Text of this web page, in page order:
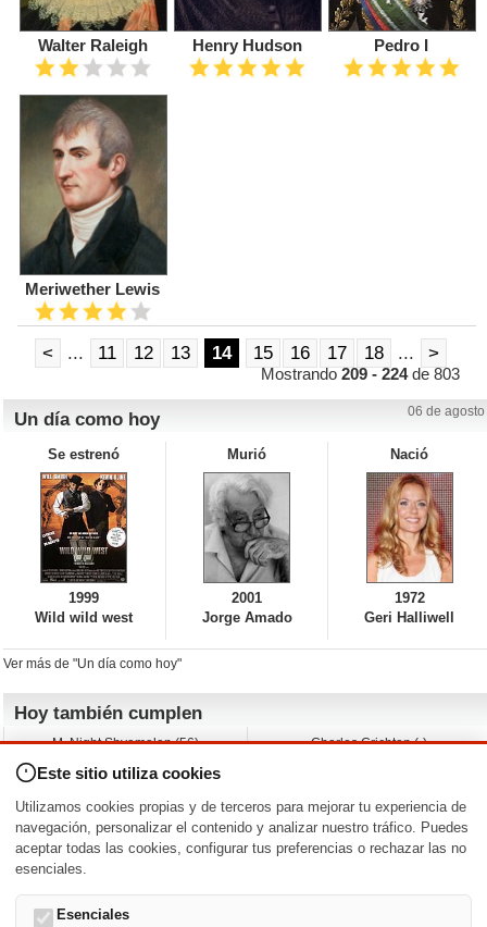
Walter Raleigh Henry Hudson Pedro I
Meriwether Lewis
< ... 11 12 13 14 15 16 17 18 ... >
Mostrando209 - 224de 803
Un día como hoy 06 de agosto
Se estrenó
1999
Wild wild west
Murió
2001
Jorge Amado
Nació
1972
Geri Halliwell
Ver más de "Un día como hoy"
Hoy también cumplen
M. Night Shyamalan (56)
Andy Warhol (98)
Melissa George (50)
Vera Farmiga (53)
Charles Crichton (-)
Jeremy Ratchford (61)
Jason O’Mara (54)
Nacimientos y estrenos en la fecha
DD/MM /
Este sitio utiliza cookies
Utilizamos cookies propias y de terceros para mejorar tu experiencia de
navegación, personalizar el contenido y analizar nuestro tráfico. Puedes
aceptar todas las cookies, configurar tus preferencias o rechazar las no
esenciales.
Esenciales